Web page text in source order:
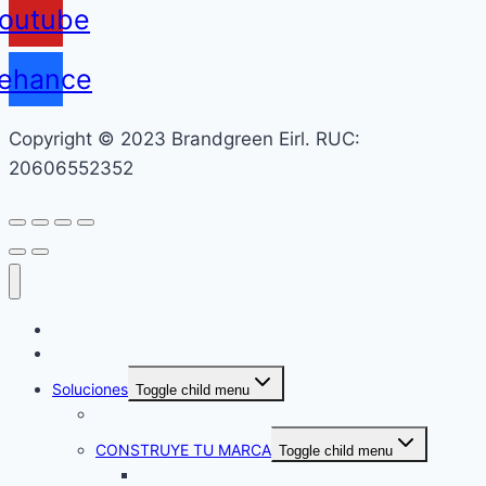
Copyright © 2023 Brandgreen Eirl. RUC:
20606552352
Soluciones Toggle child menu
CONSTRUYE TU MARCA Toggle child menu